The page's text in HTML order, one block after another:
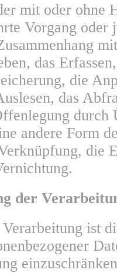
mit oder ohne
Vorgang oder
das
die
das
durch
andere Form
die
der
ist